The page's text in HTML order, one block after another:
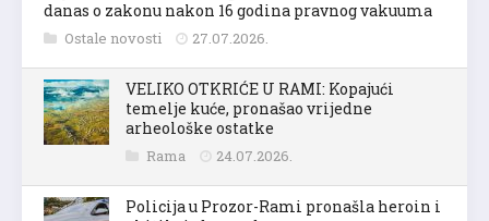
danas o zakonu nakon 16 godina pravnog vakuuma
Ostale novosti 27.07.2026.
VELIKO OTKRIĆE U RAMI: Kopajući
temelje kuće, pronašao vrijedne
arheološke ostatke
Rama 24.07.2026.
Policija u Prozor-Rami pronašla heroin i